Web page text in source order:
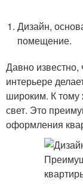
Дизайн,
помещение.
Давно
интерьере
широким. К тому
свет. Это
оформления